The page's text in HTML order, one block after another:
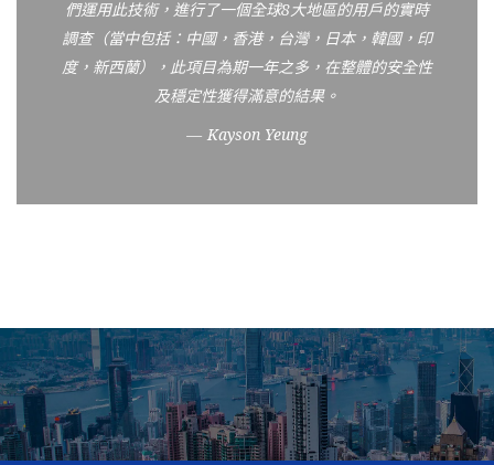
們運用此技術，進行了一個全球8大地區的用戶的實時
調查（當中包括：中國，香港，台灣，日本，韓國，印
度，新西蘭），此項目為期一年之多，在整體的安全性
及穩定性獲得滿意的結果。
Kayson Yeung